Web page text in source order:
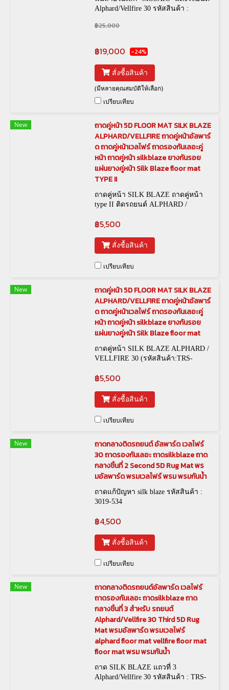
Alphard/Vellfire 30 รหัสสินค้า :
฿25,000
฿19,000 -24%
สั่งซื้อสินค้า
(มีหลายคุณสมบัติให้เลือก)
เปรียบเทียบ
New
ถาดคู่หน้า 5D FLOOR MAT SILK BLAZE
ALPHARD/VELLFIRE ถาดคู่หน้าอัลพาร์
ด ถาดคู่หน้าเวลไฟร์ ถาดรองกันเลอะคู่
หน้า ถาดคู่หน้า silkblaze ยางกันรอย
แผ่นยางคู่หน้า Silk Blaze floor mat
TYPE II
ถาดคู่หน้า SILK BLAZE ถาดคู่หน้า
type II ติดรถยนต์ ALPHARD /
฿5,500
สั่งซื้อสินค้า
เปรียบเทียบ
New
ถาดคู่หน้า 5D FLOOR MAT SILK BLAZE
ALPHARD/VELLFIRE ถาดคู่หน้าอัลพาร์
ด ถาดคู่หน้าเวลไฟร์ ถาดรองกันเลอะคู่
หน้า ถาดคู่หน้า silkblaze ยางกันรอย
แผ่นยางคู่หน้า Silk Blaze floor mat
ถาดคู่หน้า SILK BLAZE ALPHARD /
VELLFIRE 30 (รหัสสินค้า:TRS-
฿5,500
สั่งซื้อสินค้า
เปรียบเทียบ
New
ถาดกลางติดรถยนต์ อัลพาร์ด เวลไฟร์
30 ถาดรองกันเลอะ ถาดsilkblaze ถาด
กลางชิ้นที่ 2 Second 5D Rug Mat พร
มอัลพาร์ด พรมเวลไฟร์ พรม พรมกันน้ำ
ถาดแก้ปัญหา silk blaze รหัสสินค้า :
3019-534
฿4,500
สั่งซื้อสินค้า
เปรียบเทียบ
New
ถาดกลางติดรถยนต์อัลพาร์ด เวลไฟร์
ถาดรองกันเลอะ ถาดsilkblaze ถาด
กลางชิ้นที่ 3 สำหรับ รถยนต์
Alphard/Vellfire 30 Third 5D Rug
Mat พรมอัลพาร์ด พรมเวลไฟร์
alphard floor mat vellfire floor mat
floor mat พรม พรมกันน้ำ
ถาด SILK BLAZE แถวที่ 3
Alphard/Vellfire 30 รหัสสินค้า : TRS-